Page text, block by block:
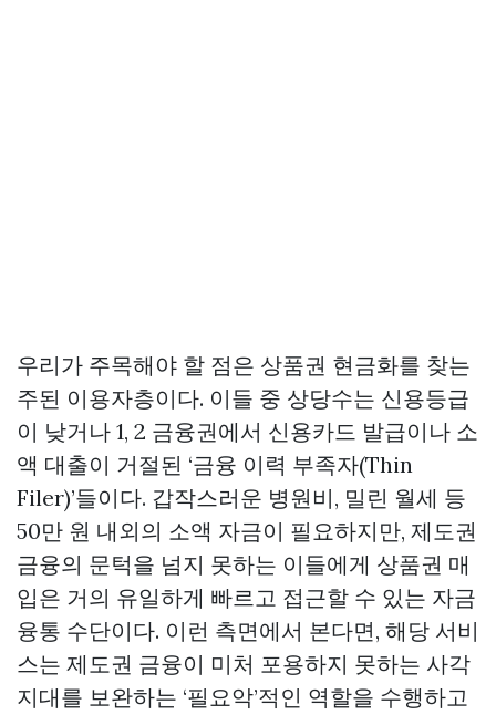
우리가 주목해야 할 점은 상품권 현금화를 찾는
주된 이용자층이다. 이들 중 상당수는 신용등급
이 낮거나 1, 2 금융권에서 신용카드 발급이나 소
액 대출이 거절된 ‘금융 이력 부족자(Thin
Filer)’들이다. 갑작스러운 병원비, 밀린 월세 등
50만 원 내외의 소액 자금이 필요하지만, 제도권
금융의 문턱을 넘지 못하는 이들에게 상품권 매
입은 거의 유일하게 빠르고 접근할 수 있는 자금
융통 수단이다. 이런 측면에서 본다면, 해당 서비
스는 제도권 금융이 미처 포용하지 못하는 사각
지대를 보완하는 ‘필요악’적인 역할을 수행하고